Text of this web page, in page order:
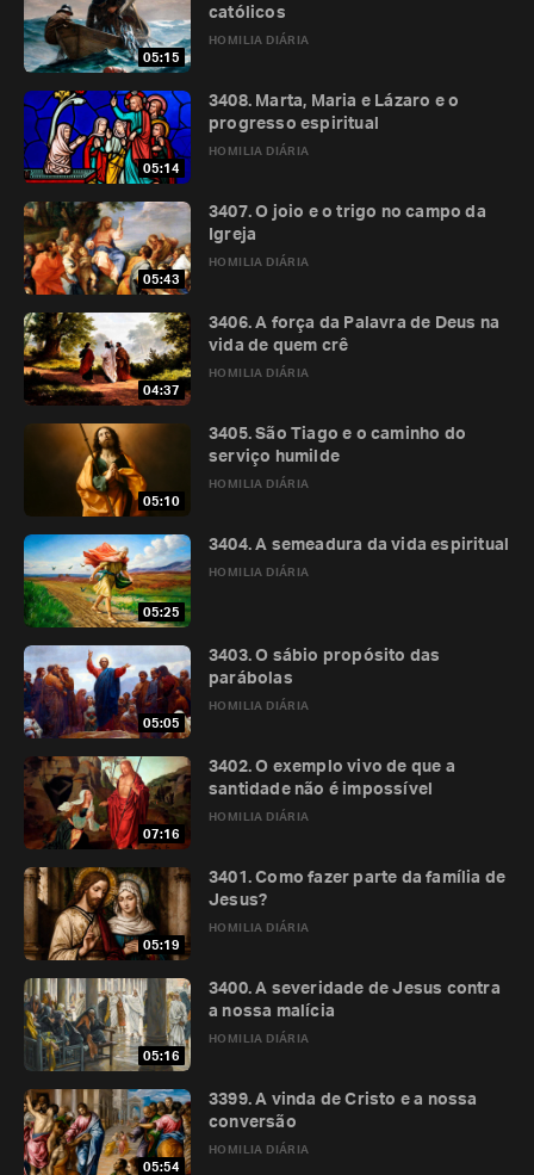
05:15
HOMILIA DIÁRIA
católicos
05:14
HOMILIA DIÁRIA
3408. Marta, Maria e Lázaro e o
progresso espiritual
05:43
HOMILIA DIÁRIA
3407. O joio e o trigo no campo da
Igreja
04:37
HOMILIA DIÁRIA
3406. A força da Palavra de Deus na
vida de quem crê
05:10
HOMILIA DIÁRIA
3405. São Tiago e o caminho do
serviço humilde
05:25
HOMILIA DIÁRIA
3404. A semeadura da vida espiritual
05:05
HOMILIA DIÁRIA
3403. O sábio propósito das
parábolas
07:16
HOMILIA DIÁRIA
3402. O exemplo vivo de que a
santidade não é impossível
05:19
HOMILIA DIÁRIA
3401. Como fazer parte da família de
Jesus?
05:16
HOMILIA DIÁRIA
3400. A severidade de Jesus contra
a nossa malícia
05:54
HOMILIA DIÁRIA
3399. A vinda de Cristo e a nossa
conversão